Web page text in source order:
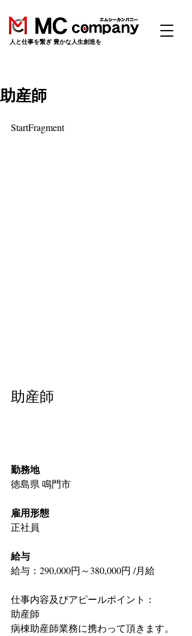
​人と仕事を繋ぎ 豊かな人生創造を
助産師
StartFragment
助産師
勤務地
徳島県 鳴門市
雇用形態
正社員
給与
給与：290,000円～380,000円 /月給
仕事内容及びアピールポイント：
助産師
病棟助産師業務に携わって頂きます。